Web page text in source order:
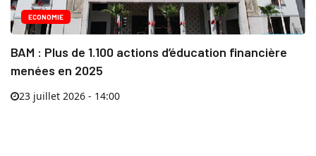
ECONOMIE
BAM : Plus de 1.100 actions d’éducation financière
menées en 2025
23 juillet 2026 - 14:00